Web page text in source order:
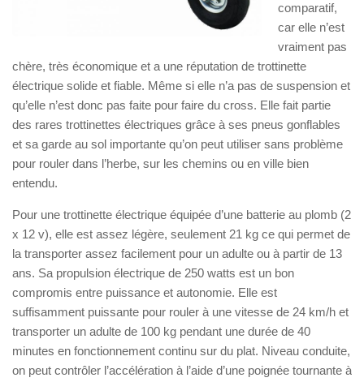
comparatif,
car elle n’est
vraiment pas
chère, très économique et a une réputation de trottinette
électrique solide et fiable. Même si elle n’a pas de suspension et
qu’elle n’est donc pas faite pour faire du cross. Elle fait partie
des rares trottinettes électriques grâce à ses pneus gonflables
et sa garde au sol importante qu’on peut utiliser sans problème
pour rouler dans l’herbe, sur les chemins ou en ville bien
entendu.
Pour une trottinette électrique équipée d’une batterie au plomb (2
x 12 v), elle est assez légère, seulement 21 kg ce qui permet de
la transporter assez facilement pour un adulte ou à partir de 13
ans. Sa propulsion électrique de 250 watts est un bon
compromis entre puissance et autonomie. Elle est
suffisamment puissante pour rouler à une vitesse de 24 km/h et
transporter un adulte de 100 kg pendant une durée de 40
minutes en fonctionnement continu sur du plat. Niveau conduite,
on peut contrôler l’accélération à l’aide d’une poignée tournante à